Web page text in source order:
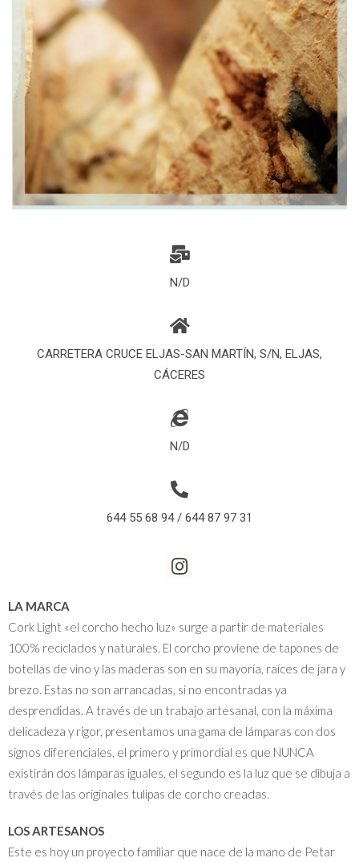
N/D
CARRETERA CRUCE ELJAS-SAN MARTÍN, S/N, ELJAS,
CÁCERES
N/D
644 55 68 94 / 644 87 97 31
LA MARCA
Cork Light «el corcho hecho luz» surge a partir de materiales
100% reciclados y naturales. El corcho proviene de tapones de
botellas de vino y las maderas son en su mayoría, raíces de jara y
brezo. Estas no son arrancadas, si no encontradas ya
desprendidas. A través de un trabajo artesanal, con la máxima
delicadeza y rigor, presentamos una gama de lámparas con dos
signos diferenciales, el primero y primordial es que NUNCA
existirán dos lámparas iguales, el segundo es la luz que se dibuja a
través de las originales tulipas de corcho creadas.
LOS ARTESANOS
Este es hoy un proyecto familiar que nace de la mano de Petar